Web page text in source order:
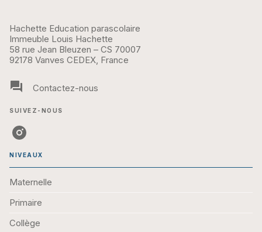
Hachette Education parascolaire
Immeuble Louis Hachette
58 rue Jean Bleuzen – CS 70007
92178 Vanves CEDEX, France
question_answer Contactez-nous
SUIVEZ-NOUS
NIVEAUX
Maternelle
Primaire
Collège